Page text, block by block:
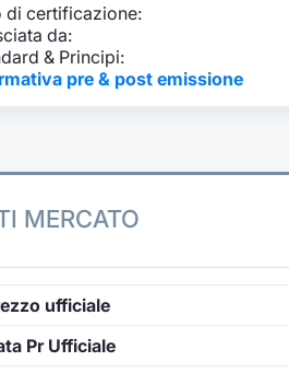
di certificazione:
da:
& Principi:
pre & post emissione
MERCATO
ufficiale
Pr Ufficiale